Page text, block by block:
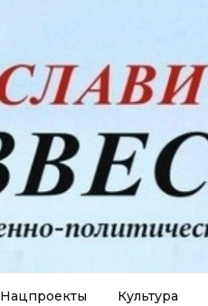
Нацпроекты Культура